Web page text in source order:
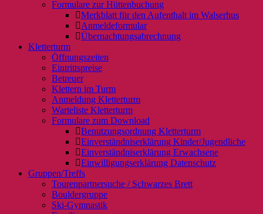
Formulare zur Hüttenbuchung
Merkblatt für den Aufenthalt im Walserhus
Anmeldeformular
Übernachtungsabrechnung
Kletterturm
Öffnungszeiten
Eintrittspreise
Betreuer
Klettern im Turm
Anmeldung Kletterturm
Warteliste Kletterturm
Formulare zum Download
Benutzungsordnung Kletterturm
Einverständniserklärung Kinder/Jugendliche
Einverständniserklärung Erwachsene
Einwilligungserklärung Datenschutz
Gruppen/Treffs
Tourenpartnersuche / Schwarzes Brett
Bouldergruppe
Ski-Gymnastik